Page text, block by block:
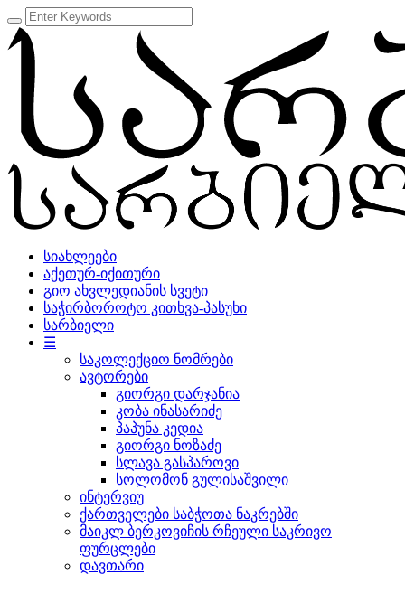
სიახლეები
აქეთურ-იქითური
გიო ახვლედიანის სვეტი
საჭირბოროტო კითხვა-პასუხი
სარბიელი
☰
საკოლექციო ნომრები
ავტორები
გიორგი დარჯანია
კობა ინასარიძე
პაპუნა კედია
გიორგი ნოზაძე
სლავა გასპაროვი
სოლომონ გულისაშვილი
ინტერვიუ
ქართველები საბჭოთა ნაკრებში
მაიკლ ბერკოვიჩის რჩეული საკრივო
ფურცლები
დავთარი